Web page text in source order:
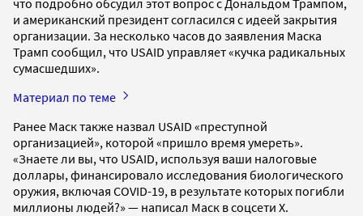
и американский президент согласился с идеей закрытия
организации. За несколько часов до заявления Маска
Трамп сообщил, что USAID управляет «кучка радикальных
сумасшедших».
Материал по теме
Ранее Маск также назвал USAID «преступной
организацией», которой «пришло время умереть».
«Знаете ли вы, что USAID, используя ваши налоговые
доллары, финансировало исследования биологического
оружия, включая COVID-19, в результате которых погибли
миллионы людей?» — написал Маск в соцсети X.